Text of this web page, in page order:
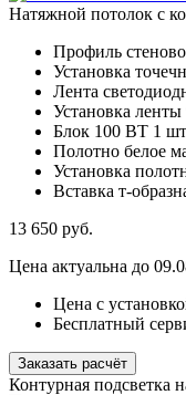
Натяжной потолок с
Профиль
Установка
Лента
Установка ленты
Блок 100 ВТ 1
Полотно белое
Установка
Вставка т-
13 650 руб.
Цена актуальна до
Цена с
Бесплатный
Заказать расчёт
Контурная подсветка